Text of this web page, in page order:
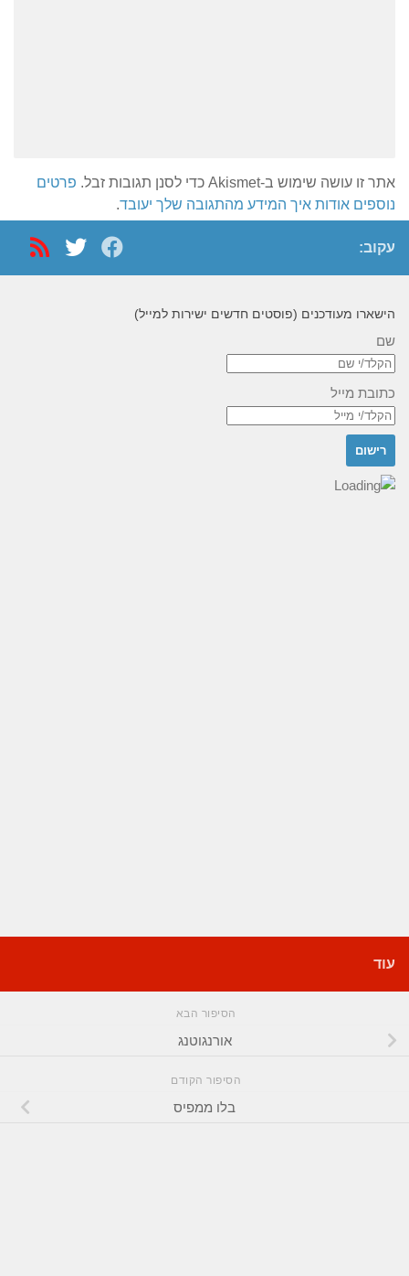
אתר זו עושה שימוש ב-Akismet כדי לסנן תגובות זבל.
פרטים
נוספים אודות איך המידע מהתגובה שלך יעובד.
עקוב:
הישארו מעודכנים (פוסטים חדשים ישירות למייל)
שם
כתובת מייל
עוד
הסיפור הבא
אורנגוטנג
הסיפור הקודם
בלו ממפיס